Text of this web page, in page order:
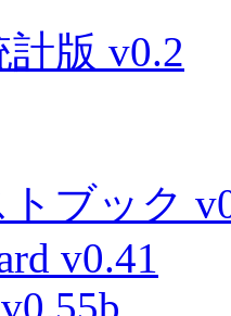
版 v0.2
ブック
v0.41